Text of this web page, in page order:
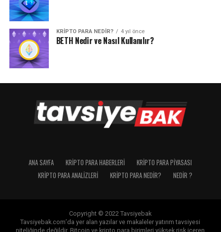
KRIPTO PARA NEDIR? 4 yıl önce
BETH Nedir ve Nasıl Kullanılır?
ANA SAYFA KRIPTO PARA HABERLERI
KRIPTO PARA PIYASASI
KRIPTO PARA ANALIZLERI
KRIPTO PARA NEDIR? NEDIR ?
Copyright © 2022 Tavsiyebak
Tavsiyebak.com’da yer alan yazılar ve makaleler yatırım tavsiyesi
niteliğinde değildir. Bitcoin ve kripto para birimleri yüksek risk içeren